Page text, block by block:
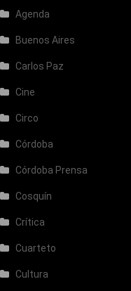
Agenda
Buenos Aires
Carlos Paz
Cine
Circo
Córdoba
Córdoba Prensa
Cosquín
Crítica
Cuarteto
Cultura